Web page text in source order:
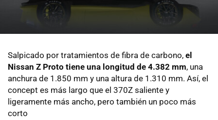
Salpicado por tratamientos de fibra de carbono, el
Nissan Z Proto tiene una longitud de 4.382 mm, una
anchura de 1.850 mm y una altura de 1.310 mm. Así, el
concept es más largo que el 370Z saliente y
ligeramente más ancho, pero también un poco más
corto